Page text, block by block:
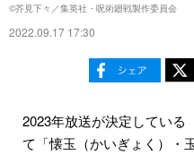
©芥見下々／集英社・呪術廻戦製作委員会
2022.09.17 17:30
2023年放送が決定している
て「懐玉（かいぎょく）・